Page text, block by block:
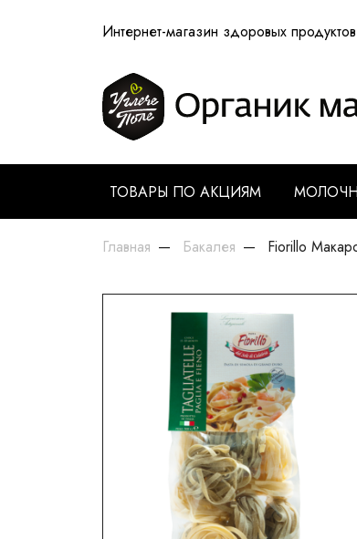
Интернет-магазин здоровых продуктов
ТОВАРЫ ПО АКЦИЯМ
Главная Бакалея Fiorillo